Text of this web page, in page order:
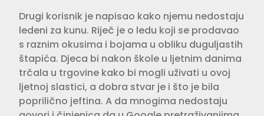
Drugi korisnik je napisao kako njemu nedostaju
ledeni za kunu. Riječ je o ledu koji se prodavao
s raznim okusima i bojama u obliku duguljastih
štapića. Djeca bi nakon škole u ljetnim danima
trčala u trgovine kako bi mogli uživati u ovoj
ljetnoj slastici, a dobra stvar je i što je bila
poprilično jeftina. A da mnogima nedostaju